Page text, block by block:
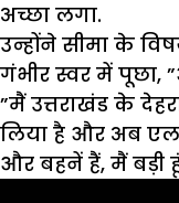
अच्छा लगा.
उन्होंने सीमा के
गंभीर स्वर में पूछा,
”मैं उत्तराखंड के
लिया है और अब
और बहनें हैं, मैं बड़ी हूं